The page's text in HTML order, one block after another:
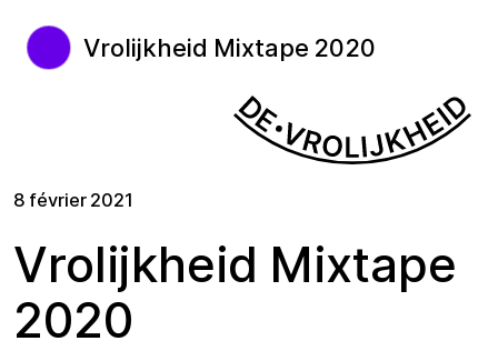
Vrolijkheid Mixtape 2020
8 février 2021
Vrolijkheid Mixtape
2020